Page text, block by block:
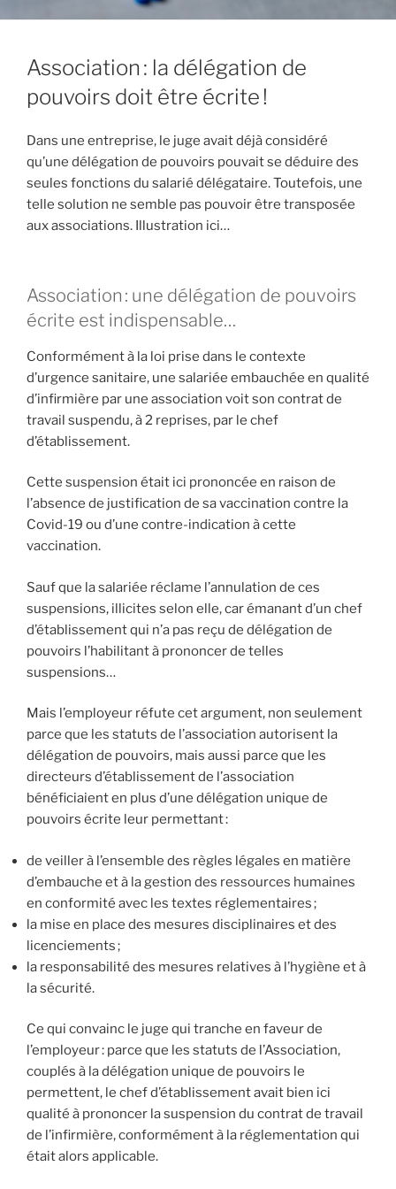
Association : la délégation de
pouvoirs doit être écrite !
Dans une entreprise, le juge avait déjà considéré
qu’une délégation de pouvoirs pouvait se déduire des
seules fonctions du salarié délégataire. Toutefois, une
telle solution ne semble pas pouvoir être transposée
aux associations. Illustration ici…
Association : une délégation de pouvoirs
écrite est indispensable…
Conformément à la loi prise dans le contexte
d’urgence sanitaire, une salariée embauchée en qualité
d’infirmière par une association voit son contrat de
travail suspendu, à 2 reprises, par le chef
d’établissement.
Cette suspension était ici prononcée en raison de
l’absence de justification de sa vaccination contre la
Covid-19 ou d’une contre-indication à cette
vaccination.
Sauf que la salariée réclame l’annulation de ces
suspensions, illicites selon elle, car émanant d’un chef
d’établissement qui n’a pas reçu de délégation de
pouvoirs l’habilitant à prononcer de telles
suspensions…
Mais l’employeur réfute cet argument, non seulement
parce que les statuts de l’association autorisent la
délégation de pouvoirs, mais aussi parce que les
directeurs d’établissement de l’association
bénéficiaient en plus d’une délégation unique de
pouvoirs écrite leur permettant :
de veiller à l’ensemble des règles légales en matière
d’embauche et à la gestion des ressources humaines
en conformité avec les textes réglementaires ;
la mise en place des mesures disciplinaires et des
licenciements ;
la responsabilité des mesures relatives à l’hygiène et à
la sécurité.
Ce qui convainc le juge qui tranche en faveur de
l’employeur : parce que les statuts de l’Association,
couplés à la délégation unique de pouvoirs le
permettent, le chef d’établissement avait bien ici
qualité à prononcer la suspension du contrat de travail
de l’infirmière, conformément à la réglementation qui
était alors applicable.